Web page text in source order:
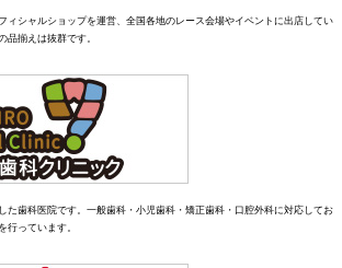
ィシャルショップを運営、全国各地のレース会場やイベントに出店してい
品揃えは抜群です。
た歯科医院です。一般歯科・小児歯科・矯正歯科・口腔外科に対応してお
行っています。